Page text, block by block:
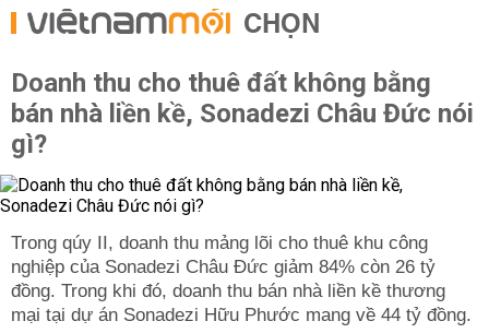
CHỌN
Doanh thu cho thuê đất không bằng
bán nhà liền kề, Sonadezi Châu Đức nói
gì?
Trong qúy II, doanh thu mảng lõi cho thuê khu công
nghiệp của Sonadezi Châu Đức giảm 84% còn 26 tỷ
đồng. Trong khi đó, doanh thu bán nhà liền kề thương
mại tại dự án Sonadezi Hữu Phước mang về 44 tỷ đồng.